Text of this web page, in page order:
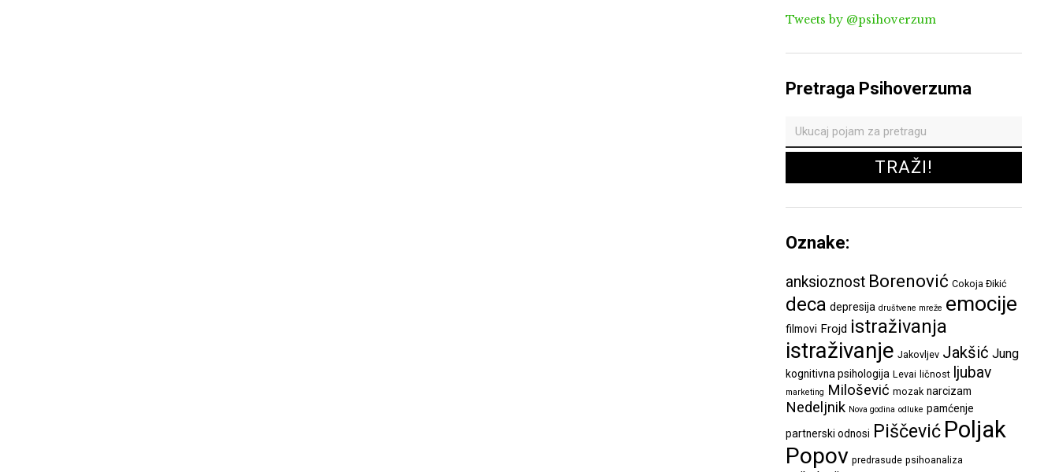
Tweets by @psihoverzum
Pretraga Psihoverzuma
Oznake:
anksioznost Borenović Cokoja Đikić
deca depresija društvene mreže emocije
filmovi Frojd istraživanja
istraživanje Jakovljev Jakšić Jung
kognitivna psihologija Levai ličnost ljubav
marketing Milošević mozak narcizam
Nedeljnik Nova godina odluke pamćenje
partnerski odnosi Piščević Poljak
Popov predrasude psihoanaliza